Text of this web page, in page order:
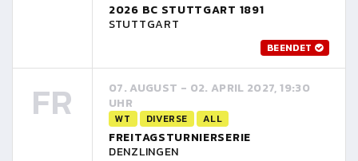
2026 BC STUTTGART 1891
STUTTGART
BEENDET
FR
07. AUGUST - 02. APRIL 2027, 19:30
UHR
WT DIVERSE ALL
FREITAGSTURNIERSERIE
DENZLINGEN